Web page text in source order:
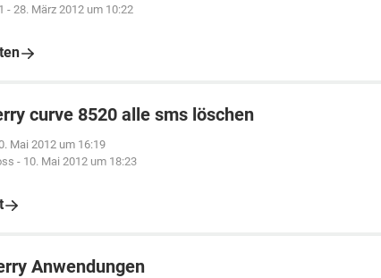
- 28. März 2012 um 10:22
curve 8520 alle sms löschen
Mai 2012 um 16:19
- 10. Mai 2012 um 18:23
Anwendungen